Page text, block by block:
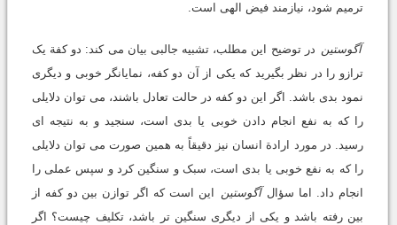
ترمیم شود، نیازمند فیض الهی است.
آگوستین در توضیح این مطلب، تشبیه جالبی بیان می کند: دو کفة یک
ترازو را در نظر بگیرید که یکی از آن دو کفه، نمایانگر خوبی و دیگری
نمود بدی باشد. اگر این دو کفه در حالت تعادل باشند، می توان دلایلی
را که به نفع انجام دادن خوبی یا بدی است، سنجید و به نتیجه ای
رسید. در مورد ارادة انسان نیز دقیقاً به همین صورت می توان دلایلی
را که به نفع خوبی یا بدی است، سبک و سنگین کرد و سپس عملی را
انجام داد. اما سؤال آگوستین
این است که اگر توازن بین دو کفه از
بین رفته باشد و یکی از دیگری سنگین تر باشد، تکلیف چیست؟ اگر